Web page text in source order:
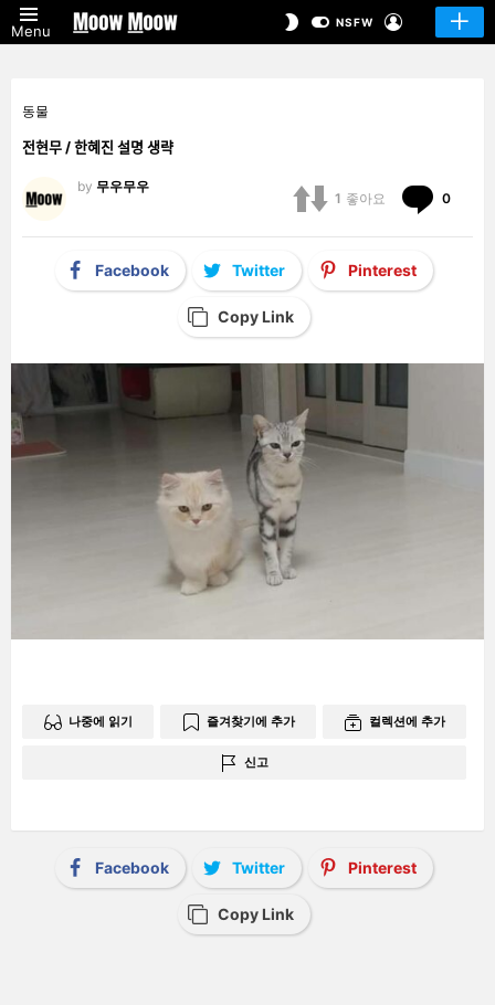
Menu
SWITCHNSFW
동물
전현무 / 한혜진 설명 생략
by 무우무우
1 좋아요 0
Facebook Twitter Pinterest
Copy Link
나중에 읽기 즐겨찾기에 추가 컬렉션에 추가
신고
Facebook Twitter Pinterest
Copy Link